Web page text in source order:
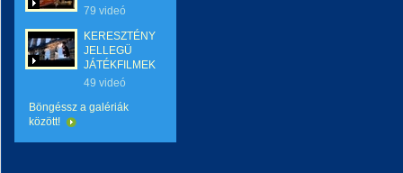
79 videó
KERESZTÉNY
JELLEGÜ
JÁTÉKFILMEK
49 videó
Böngéssz a galériák
között!